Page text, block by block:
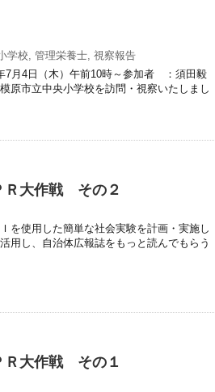
学校, 管理栄養士, 視察報告
7月4日（木）午前10時～参加者 ：須田毅
原市立中央小学校を訪問・視察いたしまし
Ｒ大作戦 その２
を使用した簡単な社会実験を計画・実施し
し、自治体広報誌をもっと読んでもらう
Ｒ大作戦 その１